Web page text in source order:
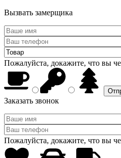
Вызвать замерщика
Пожалуйста, докажите, что вы
Заказать звонок
Пожалуйста, докажите, что вы